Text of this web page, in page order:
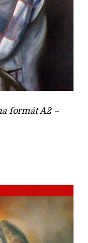
formát A2 –